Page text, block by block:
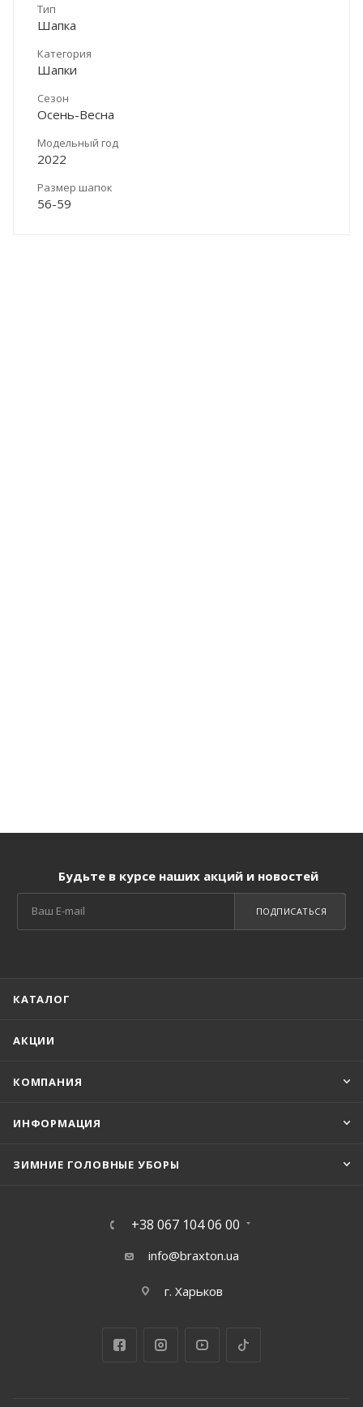
Тип
Шапка
Категория
Шапки
Сезон
Осень-Весна
Модельный год
2022
Размер шапок
56-59
Будьте в курсе наших акций и новостей
ПОДПИСАТЬСЯ
КАТАЛОГ
АКЦИИ
КОМПАНИЯ
ИНФОРМАЦИЯ
ЗИМНИЕ ГОЛОВНЫЕ УБОРЫ
+38 067 104 06 00
info@braxton.ua
г. Харьков